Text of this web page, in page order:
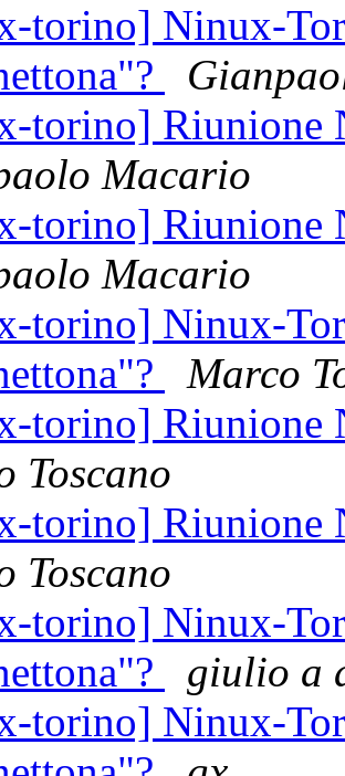
torino] Ninux-
torino] Riunione
Macario
torino] Riunione
Macario
torino] Ninux-
Marco
torino] Riunione
Toscano
torino] Riunione
Toscano
torino] Ninux-
giulio a
torino] Ninux-